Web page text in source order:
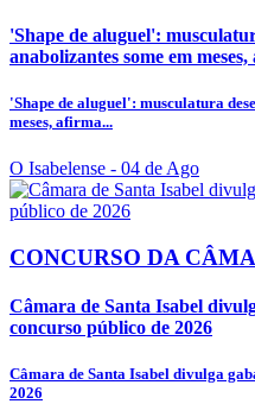
'Shape de aluguel':
anabolizantes some em
'Shape de aluguel': musculatura
meses, afirma...
O Isabelense - 04 de Ago
CONCURSO DA
Câmara de Santa Isabel
concurso público de 2026
Câmara de Santa Isabel divulga
2026